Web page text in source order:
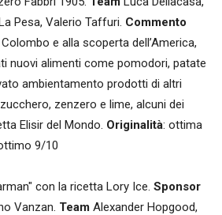
Pesa, Valerio Taffuri. Commento
e alla scoperta dell’America,
nuovi alimenti come pomodori, patate
ambientamento prodotti di altri
zenzero e lime, alcuni dei
Elisir del Mondo. Originalità: ottima
9/10
con la ricetta Lory Ice. Sponsor
Vanzan. Team Alexander Hopgood,